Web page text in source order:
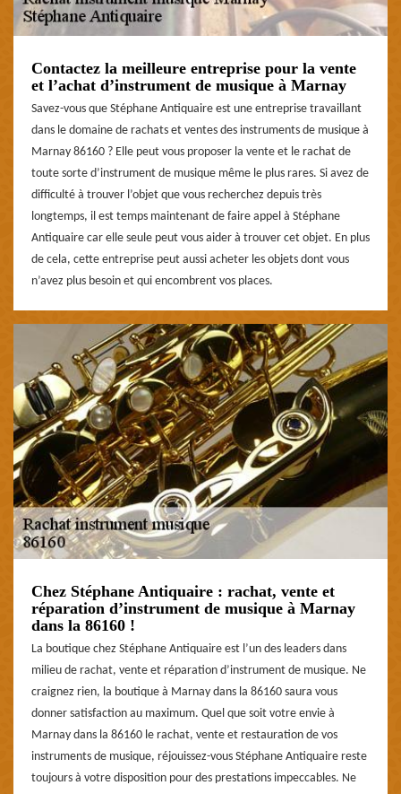
Contactez la meilleure entreprise pour la vente
et l’achat d’instrument de musique à Marnay
Savez-vous que Stéphane Antiquaire est une entreprise travaillant
dans le domaine de rachats et ventes des instruments de musique à
Marnay 86160 ? Elle peut vous proposer la vente et le rachat de
toute sorte d’instrument de musique même le plus rares. Si avez de
difficulté à trouver l’objet que vous recherchez depuis très
longtemps, il est temps maintenant de faire appel à Stéphane
Antiquaire car elle seule peut vous aider à trouver cet objet. En plus
de cela, cette entreprise peut aussi acheter les objets dont vous
n’avez plus besoin et qui encombrent vos places.
Chez Stéphane Antiquaire : rachat, vente et
réparation d’instrument de musique à Marnay
dans la 86160 !
La boutique chez Stéphane Antiquaire est l’un des leaders dans
milieu de rachat, vente et réparation d’instrument de musique. Ne
craignez rien, la boutique à Marnay dans la 86160 saura vous
donner satisfaction au maximum. Quel que soit votre envie à
Marnay dans la 86160 le rachat, vente et restauration de vos
instruments de musique, réjouissez-vous Stéphane Antiquaire reste
toujours à votre disposition pour des prestations impeccables. Ne